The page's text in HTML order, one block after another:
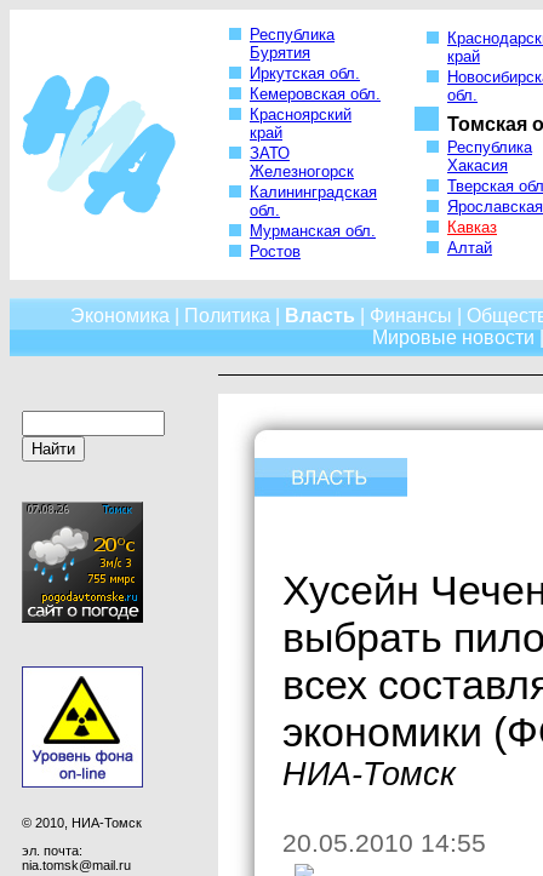
Республика
Бурятия
Иркутская обл.
Кемеровская обл.
Красноярский
край
ЗАТО
Железногорск
Калининградская
обл.
Мурманская обл.
Ростов
край
обл.
Томская
Республика
Хакасия
Тверская
Кавказ
Алтай
Экономика Политика Власть Финансы
Мировые новости
© 2010, НИА-Томск
эл. почта:
nia.tomsk@mail.ru
Хусейн
выбрать
всех
экономики
НИА-Томск
20.05.2010 14:55